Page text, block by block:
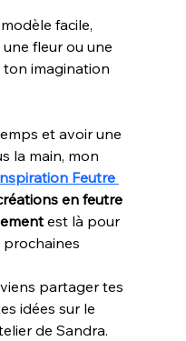
facile,
fleur ou une
ton imagination
et avoir une
la main, mon
Feutre
en feutre
est là pour
prochaines
partager tes
idées sur le
de Sandra.